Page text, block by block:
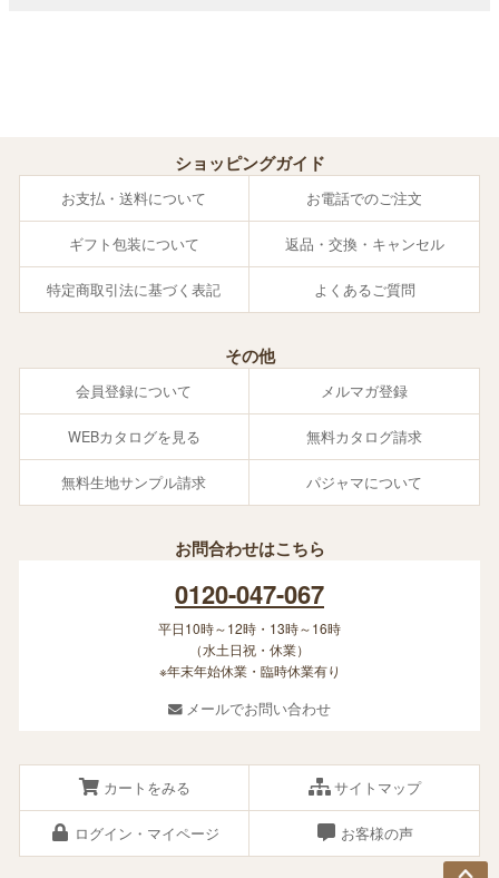
ショッピングガイド
お支払・送料について お電話でのご注文
ギフト包装について 返品・交換・キャンセル
特定商取引法に基づく表記 よくあるご質問
その他
会員登録について メルマガ登録
WEBカタログを見る 無料カタログ請求
無料生地サンプル請求 パジャマについて
お問合わせはこちら
0120-047-067
平日10時～12時・13時～16時
（水土日祝・休業）
※年末年始休業・臨時休業有り
メールでお問い合わせ
カートをみる サイトマップ
ログイン・マイページ お客様の声